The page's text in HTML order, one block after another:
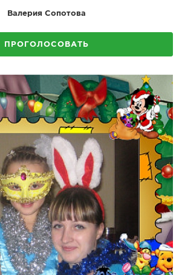
Валерия Сопотова
ПРОГОЛОСОВАТЬ